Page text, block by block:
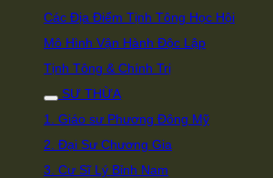
Các Địa Điểm Tịnh Tông Học Hội
Mô Hình Vận Hành Độc Lập
Tịnh Tông & Chính Trị
SƯ THỪA
1. Giáo sư Phương Đông Mỹ
2. Đại Sư Chương Gia
3. Cư Sĩ Lý Bỉnh Nam